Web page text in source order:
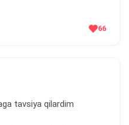
66
tavsiya qilardim